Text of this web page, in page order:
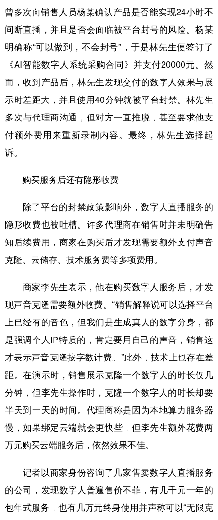
曾多次向销售人员杨某确认产品是否能实现24小时不
间断直播，并且是否会面临被平台封号的风险。杨某
明确称“可以做到，不会封号”，于是林先生便签订了
《AI智能数字人系统采购合同》并支付20000元。然
而，收到产品后，林先生发现交付的数字人效果与展
示时差距大，并且使用40分钟就被平台封禁。林先生
多次与代理商沟通，但对方一直推脱，甚至要求他支
付额外费用来重新录制内容。最终，林先生选择起
诉。
购买服务后还有隐形收费
除了平台的封禁政策影响外，数字人直播服务的
隐形收费也被吐槽。许多代理商在销售时并未明确告
知后续费用，商家在购买后才发现需要额外支付声音
克隆、云储存、技术服务费等多项费用。
商家李先生表示，他在购买数字人服务后，才发
现声音克隆需要额外收费。“销售解释说可以选择平台
上已经有的音色，但我们是生成真人的数字分身，都
是强调个人IP特质的，肯定要用自己的声音，销售这
才表示声音克隆按字数计费。”此外，技术上也存在差
距。在演示时，销售展示克隆一个数字人的时长仅几
分钟，但李先生操作时，克隆一个数字人的时长却要
半天到一天的时间。代理商称是因为本地算力服务器
慢，如果绑定云端就会更快些，但李先生额外花费两
万元购买云端服务后，依然效果不佳。
记者以商家身份咨询了几家售卖数字人直播服务
的公司，发现数字人普遍售价不菲，有几千元一年的
包年式服务，也有几万元终身使用并声称可以“无限克